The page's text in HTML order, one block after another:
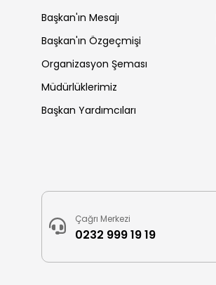
Başkan'ın Mesajı
Başkan'ın Özgeçmişi
Organizasyon Şeması
Müdürlüklerimiz
Başkan Yardımcıları
Çağrı Merkezi
0232 999 19 19